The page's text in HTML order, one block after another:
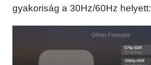
gyakoriság a 30Hz/60Hz helyett: